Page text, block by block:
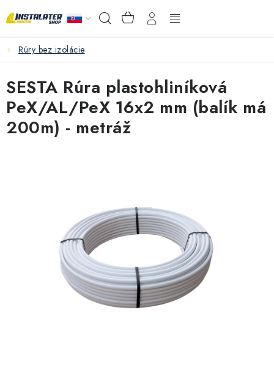
na
Hľadať NÁKUPNÝ
KOŠÍK
Ventily a armatúry
Meranie a regulácia
Kúrenie a chladenie
VEĽKOOBCHOD
AKO VYBRAŤ?
PREDAJŇA - RAKOVÁ
Rúry bez izolácie
SESTA Rúra plastohliníková
PeX/AL/PeX 16x2 mm (balík má
200m) - metráž